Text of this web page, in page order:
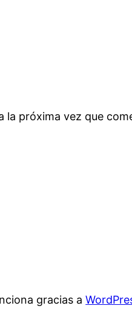
la próxima vez que
gracias a